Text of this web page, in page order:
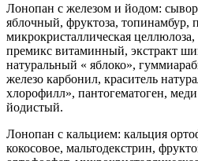
Лонопан с железом и йодом:
яблочный, фруктоза, топинамбур,
микрокристаллическая
премикс витаминный, экстракт
натуральный « яблоко»,
железо карбонил, краситель
хлорофилл», пантогематоген,
йодистый.
Лонопан с кальцием: кальция
кокосовое, мальтодекстрин,